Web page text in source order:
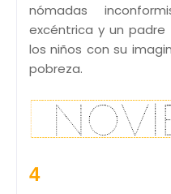
nómadas
excéntrica y un
los niños con su
pobreza.
4